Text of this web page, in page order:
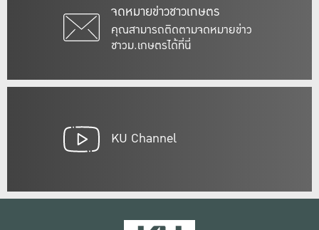
จดหมายข่าวชาวเกษตร
คุณสามารถติดตามจดหมายข่าว
ชาวม.เกษตรได้ที่นี่
KU Channel